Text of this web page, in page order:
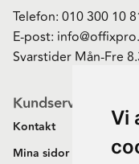
Vi
Telefon: 010 300 10
E-post:
Svarstider Mån-Fre
Kundservice
Kontakt
Mina sidor